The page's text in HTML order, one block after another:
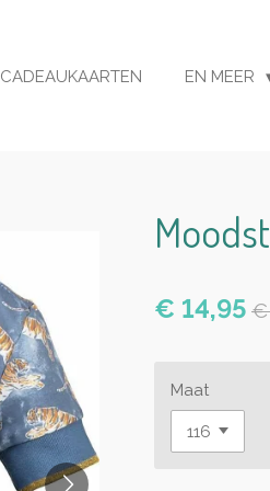
CADEAUKAARTEN EN MEER
€ 14,95 €
Maat